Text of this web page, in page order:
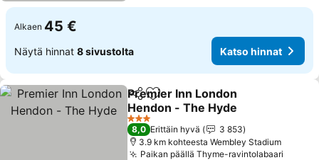
Alkaen 45 €
Näytä hinnat 8 sivustolta Katso hinnat
Jaa Lisää suosikkeihin
Premier Inn London
Hendon - The Hyde
Katso hinnat
3 Tähtiluokitus
8,0 Erittäin hyvä
3 853
3.9 km kohteesta Wembley Stadium
Paikan päällä Thyme-ravintolabaari